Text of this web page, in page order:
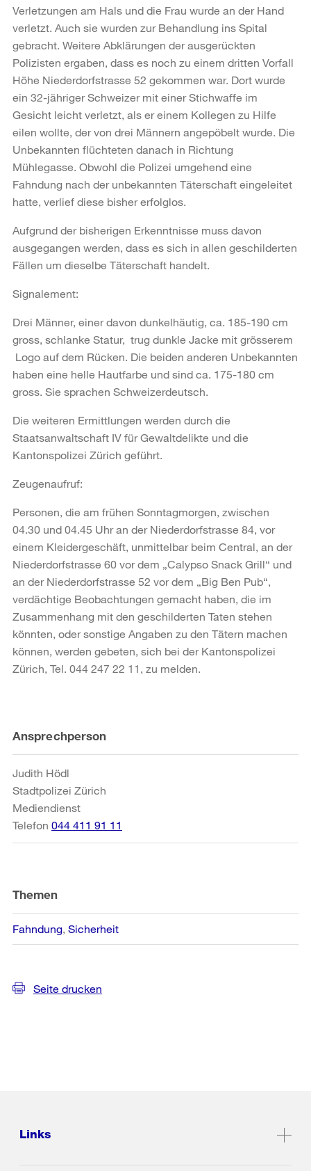
Verletzungen am Hals und die Frau wurde an der Hand
verletzt. Auch sie wurden zur Behandlung ins Spital
gebracht. Weitere Abklärungen der ausgerückten
Polizisten ergaben, dass es noch zu einem dritten Vorfall
Höhe Niederdorfstrasse 52 gekommen war. Dort wurde
ein 32-jähriger Schweizer mit einer Stichwaffe im
Gesicht leicht verletzt, als er einem Kollegen zu Hilfe
eilen wollte, der von drei Männern angepöbelt wurde. Die
Unbekannten flüchteten danach in Richtung
Mühlegasse. Obwohl die Polizei umgehend eine
Fahndung nach der unbekannten Täterschaft eingeleitet
hatte, verlief diese bisher erfolglos.
Aufgrund der bisherigen Erkenntnisse muss davon
ausgegangen werden, dass es sich in allen geschilderten
Fällen um dieselbe Täterschaft handelt.
Signalement:
Drei Männer, einer davon dunkelhäutig, ca. 185-190 cm
gross, schlanke Statur, trug dunkle Jacke mit grösserem
Logo auf dem Rücken. Die beiden anderen Unbekannten
haben eine helle Hautfarbe und sind ca. 175-180 cm
gross. Sie sprachen Schweizerdeutsch.
Die weiteren Ermittlungen werden durch die
Staatsanwaltschaft IV für Gewaltdelikte und die
Kantonspolizei Zürich geführt.
Zeugenaufruf:
Personen, die am frühen Sonntagmorgen, zwischen
04.30 und 04.45 Uhr an der Niederdorfstrasse 84, vor
einem Kleidergeschäft, unmittelbar beim Central, an der
Niederdorfstrasse 60 vor dem „Calypso Snack Grill“ und
an der Niederdorfstrasse 52 vor dem „Big Ben Pub“,
verdächtige Beobachtungen gemacht haben, die im
Zusammenhang mit den geschilderten Taten stehen
könnten, oder sonstige Angaben zu den Tätern machen
können, werden gebeten, sich bei der Kantonspolizei
Zürich, Tel. 044 247 22 11, zu melden.
Weitere
Informationen
Ansprechperson
Judith Hödl
Stadtpolizei Zürich
Mediendienst
Telefon 044 411 91 11
Themen
Fahndung Sicherheit
Seite drucken
Links